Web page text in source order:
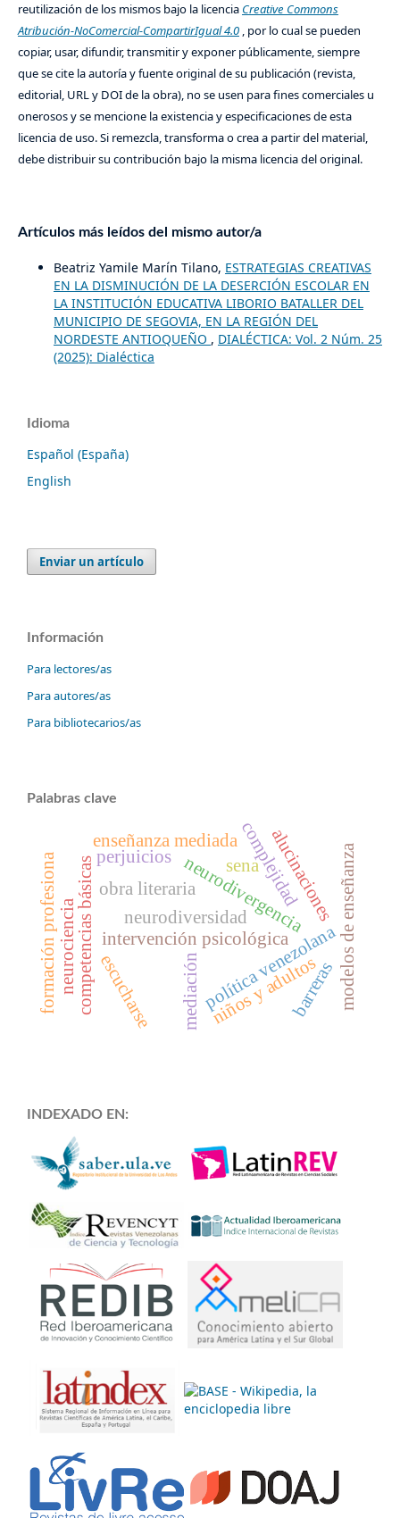
reutilización de los mismos bajo la licencia Creative Commons
Atribución-NoComercial-CompartirIgual 4.0, por lo cual se pueden
copiar, usar, difundir, transmitir y exponer públicamente, siempre
que se cite la autoría y fuente original de su publicación (revista,
editorial, URL y DOI de la obra), no se usen para fines comerciales u
onerosos y se mencione la existencia y especificaciones de esta
licencia de uso. Si remezcla, transforma o crea a partir del material,
debe distribuir su contribución bajo la misma licencia del original.
Artículos más leídos del mismo autor/a
Beatriz Yamile Marín Tilano, ESTRATEGIAS CREATIVAS
EN LA DISMINUCIÓN DE LA DESERCIÓN ESCOLAR EN
LA INSTITUCIÓN EDUCATIVA LIBORIO BATALLER DEL
MUNICIPIO DE SEGOVIA, EN LA REGIÓN DEL
NORDESTE ANTIOQUEÑO , DIALÉCTICA: Vol. 2 Núm. 25
(2025): Dialéctica
Idioma
Español (España)
English
Enviar un artículo
Información
Para lectores/as
Para autores/as
Para bibliotecarios/as
Palabras clave
intervención psicológica
política venezolana
neurodivergencia
neurodiversidad
competencias básicas
neurociencia mediación
obra literaria complejidad
formación profesiona sena
niños y adultos
enseñanza mediada alucinacionesmodelos de enseñanza
barreras
escucharse
perjuicios
INDEXADO EN: